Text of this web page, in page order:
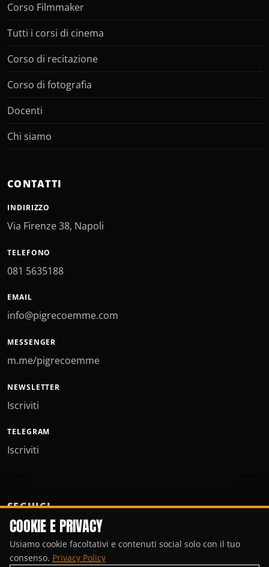
Corso Filmmaker
Tutti i corsi di cinema
Corso di recitazione
Corso di fotografia
Docenti
Chi siamo
CONTATTI
INDIRIZZO
Via Firenze 38, Napoli
TELEFONO
081 5635188
EMAIL
info@pigrecoemme.com
MESSENGER
m.me/pigrecoemme
NEWSLETTER
Iscriviti
TELEGRAM
Iscriviti
SEGUICI
COOKIE E PRIVACY
Usiamo cookie facoltativi e contenuti social solo con il tuo
consenso. Privacy Policy